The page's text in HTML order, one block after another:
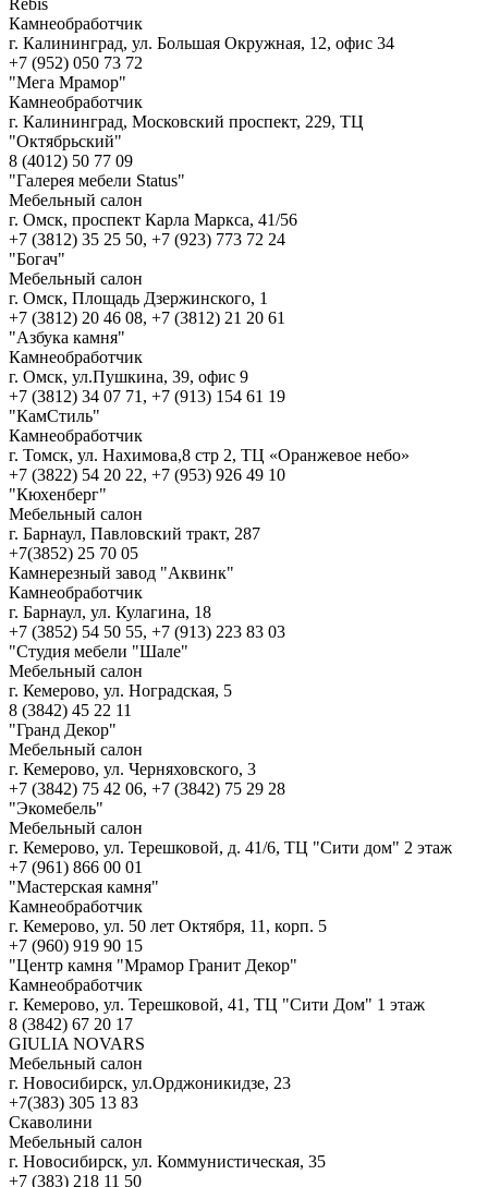
Rebis
Камнеобработчик
г. Калининград, ул. Большая Окружная, 12, офис 34
+7 (952) 050 73 72
"Мега Мрамор"
Камнеобработчик
г. Калининград, Московский проспект, 229, ТЦ
"Октябрьский"
8 (4012) 50 77 09
"Галерея мебели Status"
Мебельный салон
г. Омск, проспект Карла Маркса, 41/56
+7 (3812) 35 25 50, +7 (923) 773 72 24
"Богач"
Мебельный салон
г. Омск, Площадь Дзержинского, 1
+7 (3812) 20 46 08, +7 (3812) 21 20 61
"Азбука камня"
Камнеобработчик
г. Омск, ул.Пушкина, 39, офис 9
+7 (3812) 34 07 71, +7 (913) 154 61 19
"КамСтиль"
Камнеобработчик
г. Томск, ул. Нахимова,8 стр 2, ТЦ «Оранжевое небо»
+7 (3822) 54 20 22, +7 (953) 926 49 10
"Кюхенберг"
Мебельный салон
г. Барнаул, Павловский тракт, 287
+7(3852) 25 70 05
Камнерезный завод "Аквинк"
Камнеобработчик
г. Барнаул, ул. Кулагина, 18
+7 (3852) 54 50 55, +7 (913) 223 83 03
"Студия мебели "Шале"
Мебельный салон
г. Кемерово, ул. Ноградская, 5
8 (3842) 45 22 11
"Гранд Декор"
Мебельный салон
г. Кемерово, ул. Черняховского, 3
+7 (3842) 75 42 06, +7 (3842) 75 29 28
"Экомебель"
Мебельный салон
г. Кемерово, ул. Терешковой, д. 41/6, ТЦ "Сити дом" 2 этаж
+7 (961) 866 00 01
"Мастерская камня"
Камнеобработчик
г. Кемерово, ул. 50 лет Октября, 11, корп. 5
+7 (960) 919 90 15
"Центр камня "Мрамор Гранит Декор"
Камнеобработчик
г. Кемерово, ул. Терешковой, 41, ТЦ "Сити Дом" 1 этаж
8 (3842) 67 20 17
GIULIA NOVARS
Мебельный салон
г. Новосибирск, ул.Орджоникидзе, 23
+7(383) 305 13 83
Скаволини
Мебельный салон
г. Новосибирск, ул. Коммунистическая, 35
+7 (383) 218 11 50